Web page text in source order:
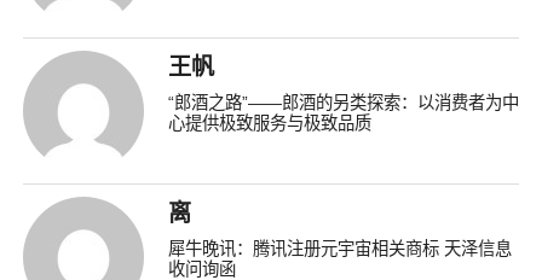
王帆
“郎酒之路”——郎酒的另类探索：以消费者为中
心提供极致服务与极致品质
离
犀牛晚讯：腾讯注册元宇宙相关商标 天泽信息
收问询函